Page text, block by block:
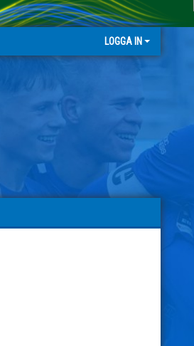
LOGGA IN